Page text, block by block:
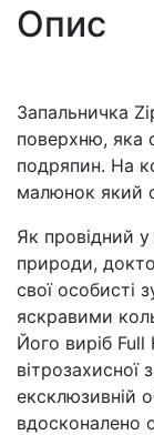
Опис
Запальничка
поверхню, яка
подряпин. На
малюнок який
Як провідний у
природи,
свої особисті
яскравими
Його виріб Full
вітрозахисної
ексклюзивній
вдосконалено